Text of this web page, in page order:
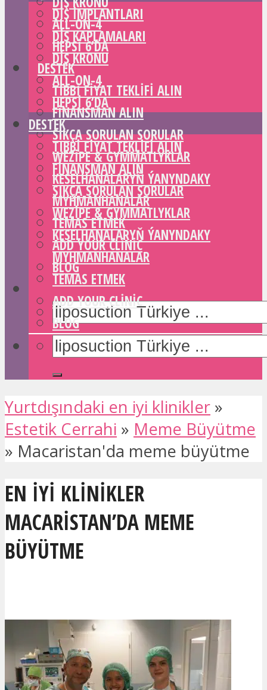
ALL-ON-4
HEPSI 6’DA
DESTEK
TIBBI FIYAT TEKLIFI ALIN
FINANSMAN ALIN
SIKÇA SORULAN SORULAR
WEZIPE & GYMMATLYKLAR
KESELHANALARYŇ ÝANYNDAKY
MYHMANHANALAR
TEMAS ETMEK
ADD YOUR CLINIC
BLOG
DIŞ IMPLANTLARI
DIŞ KAPLAMALARI
DIŞ KRONU
ALL-ON-4
HEPSI 6’DA
DESTEK
TIBBI FIYAT TEKLIFI ALIN
FINANSMAN ALIN
SIKÇA SORULAN SORULAR
WEZIPE & GYMMATLYKLAR
KESELHANALARYŇ ÝANYNDAKY
MYHMANHANALAR
TEMAS ETMEK
ADD YOUR CLINIC
BLOG
Yurtdışındaki en iyi klinikler »
Estetik Cerrahi » Meme Büyütme
» Macaristan'da meme büyütme
EN IYI KLINIKLER
MACARISTAN’DA MEME
BÜYÜTME